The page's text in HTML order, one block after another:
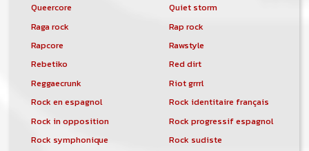
Queercore
Quiet storm
Raga rock
Rap rock
Rapcore
Rawstyle
Rebetiko
Red dirt
Reggaecrunk
Riot grrrl
Rock en espagnol
Rock identitaire français
Rock in opposition
Rock progressif espagnol
Rock symphonique
Rock sudiste